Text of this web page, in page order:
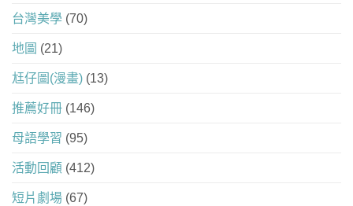
台灣美學 (70)
地圖 (21)
尪仔圖(漫畫) (13)
推薦好冊 (146)
母語學習 (95)
活動回顧 (412)
短片劇場 (67)